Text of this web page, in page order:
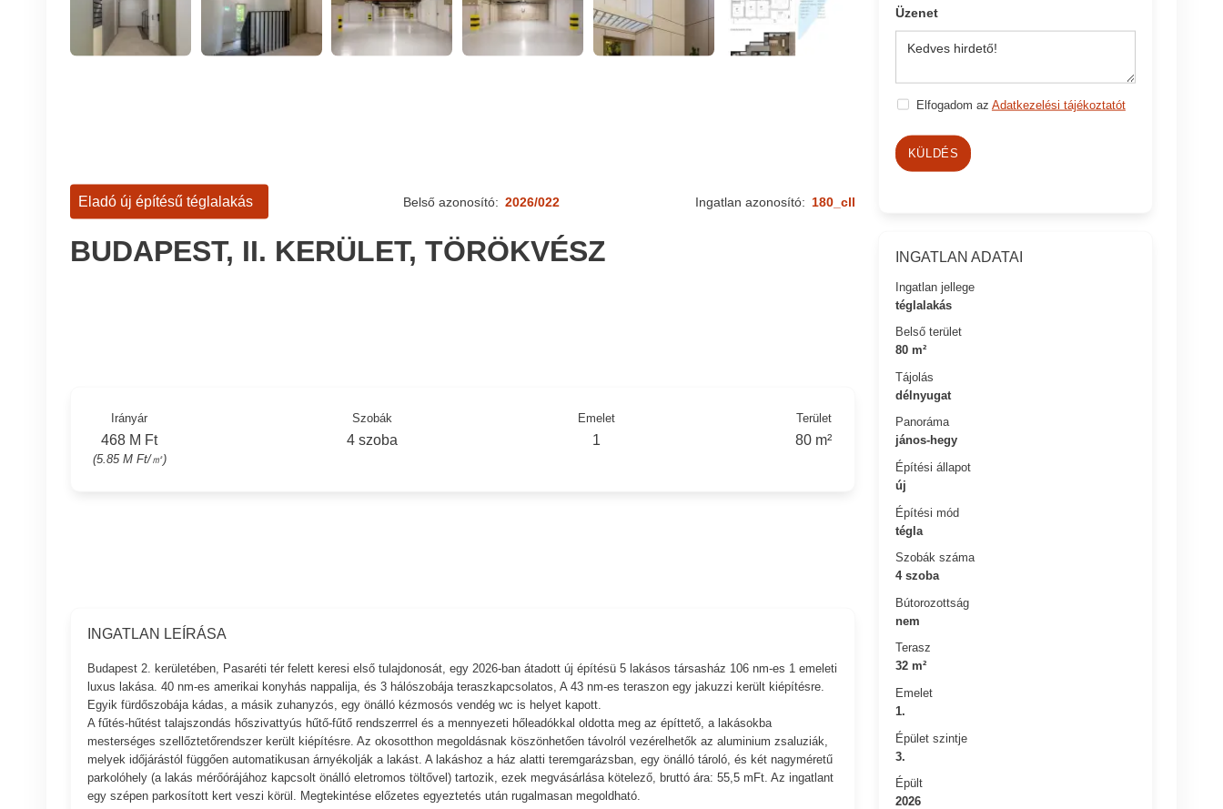
Üzenet
Elfogadom az Adatkezelési tájékoztatót
KÜLDÉS
INGATLAN ADATAI
Ingatlan jellege
téglalakás
Belső terület
80 m²
Tájolás
délnyugat
Panoráma
jános-hegy
Építési állapot
új
Építési mód
tégla
Szobák száma
4 szoba
Bútorozottság
nem
Terasz
32 m²
Emelet
1.
Épület szintje
3.
Épült
2026
Eladó új építésű téglalakás Belső azonosító: 2026/022 Ingatlan azonosító: 180_cll
BUDAPEST, II. KERÜLET, TÖRÖKVÉSZ
Irányár
468 M Ft
(5.85 M Ft/㎡)
Szobák
4 szoba
Emelet
1
Terület
80 m²
INGATLAN LEÍRÁSA
Budapest 2. kerületében, Pasaréti tér felett keresi első tulajdonosát, egy 2026-ban átadott új építésü 5 lakásos társasház 106 nm-es 1 emeleti
luxus lakása. 40 nm-es amerikai konyhás nappalija, és 3 hálószobája teraszkapcsolatos, A 43 nm-es teraszon egy jakuzzi került kiépítésre.
Egyik fürdőszobája kádas, a másik zuhanyzós, egy önálló kézmosós vendég wc is helyet kapott.
A fűtés-hűtést talajszondás hőszivattyús hűtő-fűtő rendszerrrel és a mennyezeti hőleadókkal oldotta meg az építtető, a lakásokba
mesterséges szellőztetőrendszer került kiépítésre. Az okosotthon megoldásnak köszönhetően távolról vezérelhetők az aluminium zsaluziák,
melyek időjárástól függően automatikusan árnyékolják a lakást. A lakáshoz a ház alatti teremgarázsban, egy önálló tároló, és két nagyméretű
parkolóhely (a lakás mérőórájához kapcsolt önálló eletromos töltővel) tartozik, ezek megvásárlása kötelező, bruttó ára: 55,5 mFt. Az ingatlant
egy szépen parkosított kert veszi körül. Megtekintése előzetes egyeztetés után rugalmasan megoldható.